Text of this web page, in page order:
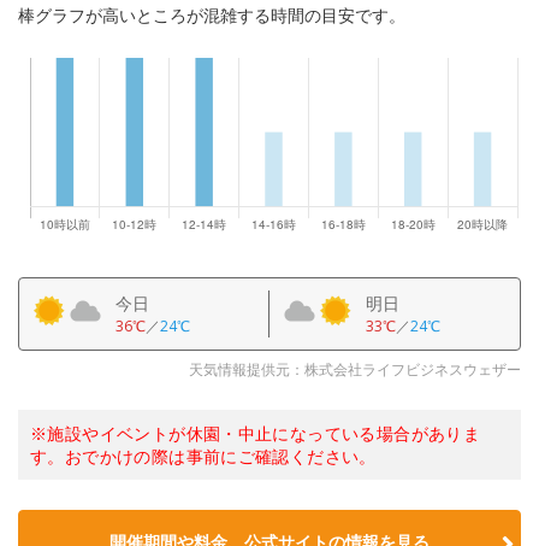
棒グラフが高いところが混雑する時間の目安です。
今日
36℃／24℃
明日
33℃／24℃
天気情報提供元：株式会社ライフビジネスウェザー
※施設やイベントが休園・中止になっている場合がありま
す。おでかけの際は事前にご確認ください。